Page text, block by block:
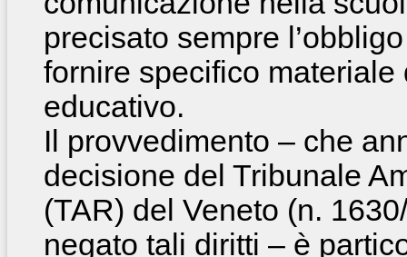
precisato sempre
fornire specifico
educativo.
Il provvedimento – che
decisione del Tribunale
(TAR) del Veneto (n.
negato tali diritti – è